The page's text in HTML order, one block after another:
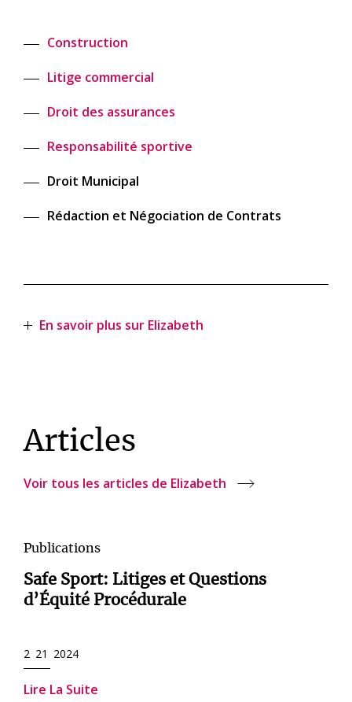
Construction
Litige commercial
Droit des assurances
Responsabilité sportive
Droit Municipal
Rédaction et Négociation de Contrats
En savoir plus sur Elizabeth
Articles
Voir tous les articles de Elizabeth
Publications
Safe Sport: Litiges et Questions
d’Équité Procédurale
2 21 2024
Lire La Suite